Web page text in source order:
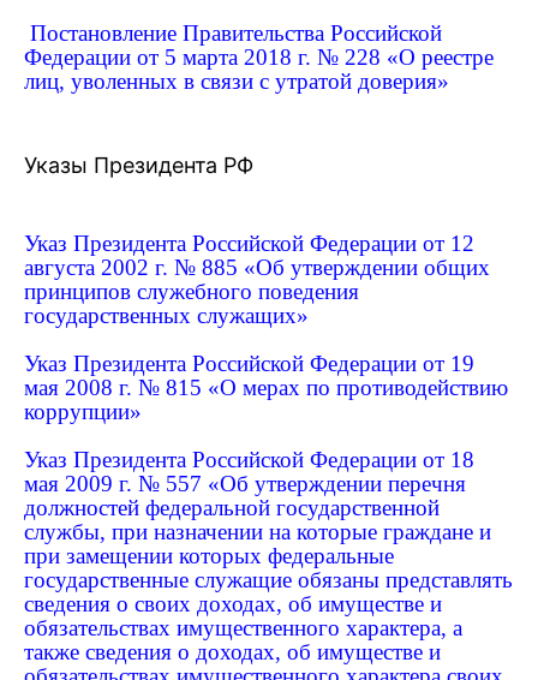
Постановление Правительства Российской
Федерации от 5 марта 2018 г. № 228 «О реестре
лиц, уволенных в связи с утратой доверия»
Указы Президента РФ
Указ Президента Российской Федерации от 12
августа 2002 г. № 885 «Об утверждении общих
принципов служебного поведения
государственных служащих»
Указ Президента Российской Федерации от 19
мая 2008 г. № 815 «О мерах по противодействию
коррупции»
Указ Президента Российской Федерации от 18
мая 2009 г. № 557 «Об утверждении перечня
должностей федеральной государственной
службы, при назначении на которые граждане и
при замещении которых федеральные
государственные служащие обязаны представлять
сведения о своих доходах, об имуществе и
обязательствах имущественного характера, а
также сведения о доходах, об имуществе и